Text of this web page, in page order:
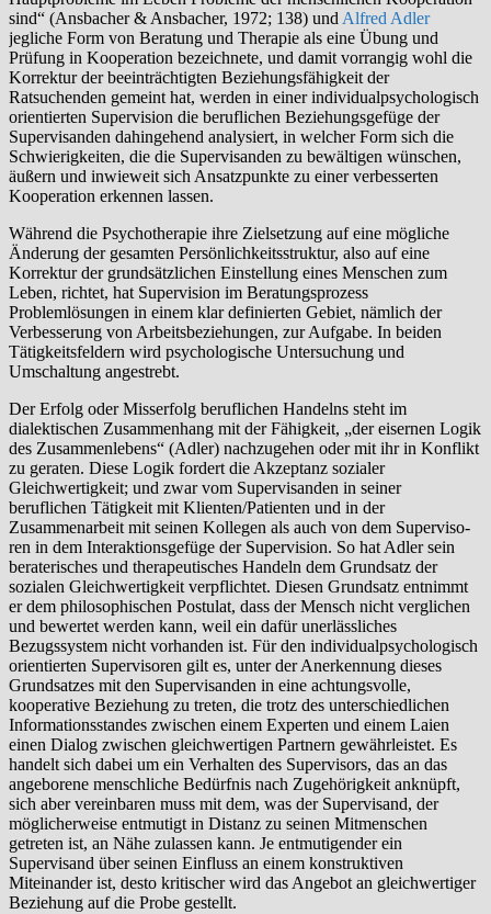
sind“ (Ansbacher & Ansbacher, 1972; 138) undAlfred Adler
jegliche Form von Beratung und Thera­pie als eine Übung und
Prüfung in Kooperation bezeichnete, und damit vorrangig wohl die
Korrektur der beeinträchtigten Beziehungsfähigkeit der
Ratsuchenden gemeint hat, werden in einer individualpsychologisch
orien­tierten Supervision die beruflichen Beziehungsgefüge der
Supervisanden dahingehend analysiert, in welcher Form sich die
Schwierigkeiten, die die Supervisanden zu bewältigen wünschen,
äußern und inwieweit sich Ansatzpunkte zu einer verbesserten
Kooperation erkennen lassen.
Während die Psychotherapie ihre Zielsetzung auf eine mögliche
Änderung der gesamten Persönlichkeitsstruktur, also auf eine
Korrektur der grund­sätzlichen Einstellung eines Menschen zum
Leben, richtet, hat Supervision im Beratungsprozess
Problemlösungen in einem klar definierten Gebiet, nämlich der
Verbesserung von Arbeitsbeziehungen, zur Aufgabe. In beiden
Tätigkeitsfeldern wird psychologische Untersuchung und
Umschaltung angestrebt.
Der Erfolg oder Misserfolg beruflichen Handelns steht im
dialektischen Zusammenhang mit der Fähigkeit, „der eisernen Logik
des Zusammen­lebens“ (Adler) nachzugehen oder mit ihr in Konflikt
zu geraten. Diese Logik fordert die Akzeptanz sozialer
Gleichwertigkeit; und zwar vom Supervisanden in seiner
beruflichen Tätigkeit mit Klienten/Patienten und in der
Zusammenarbeit mit seinen Kollegen als auch von dem Superviso­
ren in dem Interaktionsgefüge der Supervision. So hat Adler sein
berate­risches und therapeutisches Handeln dem Grundsatz der
sozialen Gleich­wertigkeit verpflichtet. Diesen Grundsatz entnimmt
er dem philoso­phischen Postulat, dass der Mensch nicht verglichen
und bewertet werden kann, weil ein dafür unerlässliches
Bezugssystem nicht vorhanden ist. Für den individualpsychologisch
orientierten Supervisoren gilt es, unter der Anerkennung dieses
Grundsatzes mit den Supervisanden in eine achtungs­volle,
kooperative Beziehung zu treten, die trotz des unterschiedlichen
Informationsstandes zwischen einem Experten und einem Laien
einen Dialog zwischen gleichwertigen Partnern gewährleistet. Es
handelt sich dabei um ein Verhalten des Supervisors, das an das
angeborene mensch­liche Bedürfnis nach Zugehörigkeit anknüpft,
sich aber vereinbaren muss mit dem, was der Supervisand, der
möglicherweise entmutigt in Distanz zu seinen Mitmenschen
getreten ist, an Nähe zulassen kann. Je entmutigender ein
Supervisand über seinen Einfluss an einem konstruk­tiven
Miteinander ist, desto kritischer wird das Angebot an gleichwertiger
Beziehung auf die Probe gestellt.